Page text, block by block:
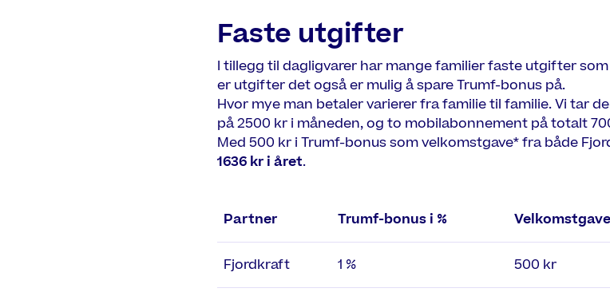
Faste utgifter
I tillegg til dagligvarer har mange familier faste utgifter
er utgifter det også er mulig å spare Trumf-bonus på.
Hvor mye man betaler varierer fra familie til familie. Vi tar
på 2500 kr i måneden, og to mobilabonnement på totalt
Med 500 kr i Trumf-bonus som velkomstgave* fra både
1636 kr i året.
Partner Trumf-bonus i % Velkomstgave
Fjordkraft 1 % 500 kr